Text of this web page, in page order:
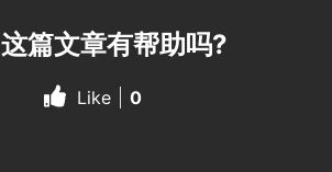
这篇文章有帮助吗?
Like 0